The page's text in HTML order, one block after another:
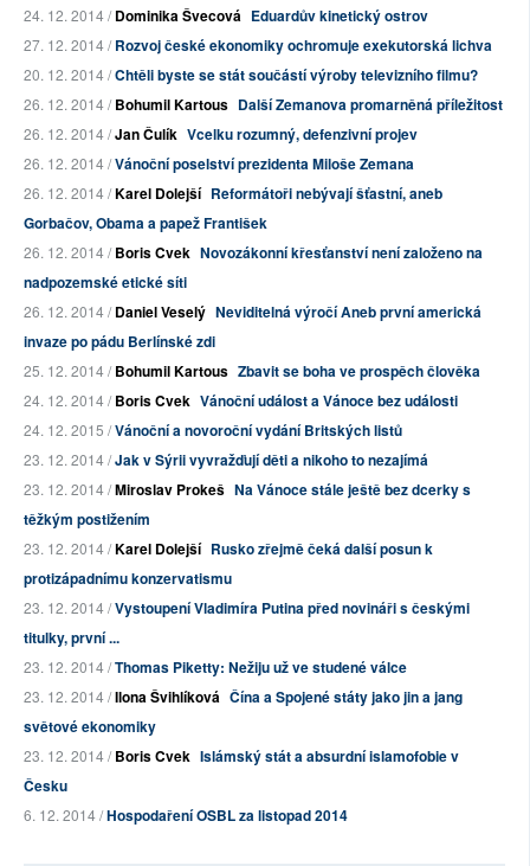
24. 12. 2014 /Dominika Švecová Eduardův kinetický ostrov
27. 12. 2014 /Rozvoj české ekonomiky ochromuje exekutorská lichva
20. 12. 2014 /Chtěli byste se stát součástí výroby televizního filmu?
26. 12. 2014 /Bohumil Kartous Další Zemanova promarněná příležitost
26. 12. 2014 /Jan Čulík Vcelku rozumný, defenzivní projev
26. 12. 2014 /Vánoční poselství prezidenta Miloše Zemana
26. 12. 2014 /Karel Dolejší Reformátoři nebývají šťastní, aneb
Gorbačov, Obama a papež František
26. 12. 2014 /Boris Cvek Novozákonní křesťanství není založeno na
nadpozemské etické síti
26. 12. 2014 /Daniel Veselý Neviditelná výročí Aneb první americká
invaze po pádu Berlínské zdi
25. 12. 2014 /Bohumil Kartous Zbavit se boha ve prospěch člověka
24. 12. 2014 /Boris Cvek Vánoční událost a Vánoce bez události
24. 12. 2015 /Vánoční a novoroční vydání Britských listů
23. 12. 2014 /Jak v Sýrii vyvražďují děti a nikoho to nezajímá
23. 12. 2014 /Miroslav Prokeš Na Vánoce stále ještě bez dcerky s
těžkým postižením
23. 12. 2014 /Karel Dolejší Rusko zřejmě čeká další posun k
protizápadnímu konzervatismu
23. 12. 2014 /Vystoupení Vladimíra Putina před novináři s českými
titulky, první ...
23. 12. 2014 /Thomas Piketty: Nežiju už ve studené válce
23. 12. 2014 /Ilona Švihlíková Čína a Spojené státy jako jin a jang
světové ekonomiky
23. 12. 2014 /Boris Cvek Islámský stát a absurdní islamofobie v
Česku
6. 12. 2014 /Hospodaření OSBL za listopad 2014